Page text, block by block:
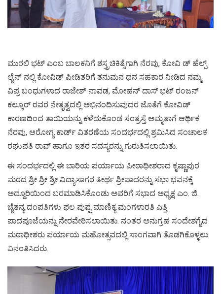
ಮುರಲಿ ಭಟ್ ಎಂಬ ಬಾಲಕನಿಗೆ ಶಸ್ತ್ರಚಿಕಿತ್ಸೆಗಾಗಿ ನೆರವು, ಕೋವಿ ಡ್ ಹೆಲ್ಪ್
ಲೈನ್ ನಲ್ಲಿ ಕೋವಿಡ್ ಪೀಡಿತರಿಗೆ ತನುಮನ ಧನ ಸಹಕಾರ ನೀಡಿದ ನಮ್ಮ
ವಿಪ್ರ ಬಂಧುಗಳಾದ ರಾಜೇಶ್ ನಾವಡ, ಮೋಹನ್ ದಾಸ್ ಭಟ್ ರಂಜನ್
ಕಲ್ಕೂರ್ ರವರ ನೇತೃತ್ವದಲ್ಲಿ ಅಭಿನಂದಿಸುವುದರ ಜೊತೆಗೆ ಕೋವಿಡ್
ಕಾರಣದಿಂದ ತಾಯಿಯನ್ನು ಕಳೆದುಕೊಂಡ ಸಂತ್ರಸ್ತೆ ಅಮೃತಾಗೆ ಆರ್ಥಿಕ
ನೆರವು, ಆರೋಗ್ಯ ಕಾರ್ಡ್ ವಿತರಣೆಯ ಸಂದರ್ಭದಲ್ಲಿ ಶ್ರಮಿಸಿದ ಸಂಚಾಲಕ
ರಘುಪತಿ ರಾವ್ ಹಾಗೂ ಇತರ ಸದಸ್ಯರನ್ನು ಗುರುತಿಸಲಾಯಿತು.
ಈ ಸಂದರ್ಭದಲ್ಲಿ ಈ ಬಾರಿಯ ಪರ್ಯಾಯ ಪೀಠಾಧೀಶರಾದ ಕೃಷ್ಣಾಪುರ
ಮಠದ ಶ್ರೀ ಶ್ರೀ ಶ್ರೀ ವಿದ್ಯಾಸಾಗರ ತೀರ್ಥ ಶ್ರೀಪಾದರನ್ನು ಸಭಾ ಭವನಕ್ಕೆ
ಅದ್ದೂರಿಯಿಂದ ಬರಮಾಡಿಸಿಕೊಂಡು ಅವರಿಗೆ ಸಭಾದ ಅಧ್ಯಕ್ಷ ಎಂ. ಜಿ.
ಚೈತನ್ಯ ದಂಪತಿಗಳು ಫಲ ಪುಷ್ಪ ಮಾಣಿಕ್ಯ ಮಂಗಳಾರತಿ ಎತ್ತಿ
ಪಾದಪೂಜೆಯನ್ನು ನೇರವೇರಿಸಲಾಯಿತು. ನಂತರ ಅನುಗ್ರಹ ಸಂದೇಶಗೈದ
ಮಠಾಧೀಶರು ಪರ್ಯಾಯ ಮಹೋತ್ಸವದಲ್ಲಿ ಸಾಂಗವಾಗಿ ತೊಡಗಿಕೊಳ್ಳಲು
ವಿನಂತಿಸಿದರು.